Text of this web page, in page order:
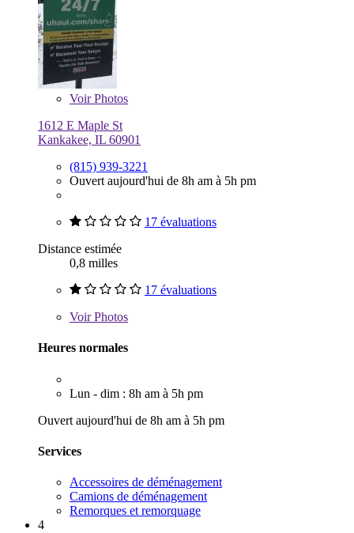
VoirPhotos
1612 E Maple St
Kankakee, IL 60901
(815) 939-3221
Ouvert aujourd'hui de 8h am à 5h pm
17 évaluations
Distance estimée
0,8 milles
17 évaluations
VoirPhotos
Heures normales
Lun - dim : 8h am à 5h pm
Ouvert aujourd'hui de 8h am à 5h pm
Services
Accessoires de déménagement
Camions de déménagement
Remorques et remorquage
4